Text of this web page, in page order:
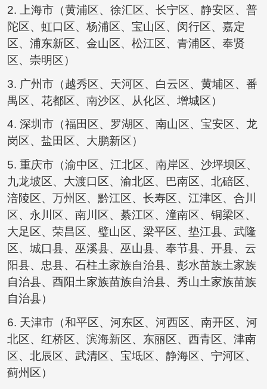
2. 上海市（黄浦区、徐汇区、长宁区、静安区、普
陀区、虹口区、杨浦区、宝山区、闵行区、嘉定
区、浦东新区、金山区、松江区、青浦区、奉贤
区、崇明区）
3. 广州市（越秀区、天河区、白云区、黄埔区、番
禺区、花都区、南沙区、从化区、增城区）
4. 深圳市（福田区、罗湖区、南山区、宝安区、龙
岗区、盐田区、大鹏新区）
5. 重庆市（渝中区、江北区、南岸区、沙坪坝区、
九龙坡区、大渡口区、渝北区、巴南区、北碚区、
涪陵区、万州区、黔江区、长寿区、江津区、合川
区、永川区、南川区、綦江区、潼南区、铜梁区、
大足区、荣昌区、璧山区、梁平区、垫江县、武隆
区、城口县、巫溪县、巫山县、奉节县、开县、云
阳县、忠县、石柱土家族自治县、彭水苗族土家族
自治县、酉阳土家族苗族自治县、秀山土家族苗族
自治县）
6. 天津市（和平区、河东区、河西区、南开区、河
北区、红桥区、滨海新区、东丽区、西青区、津南
区、北辰区、武清区、宝坻区、静海区、宁河区、
蓟州区）